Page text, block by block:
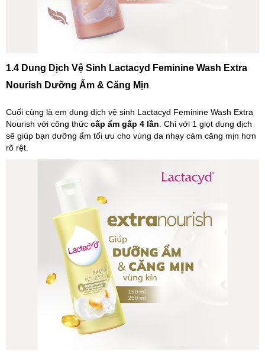
1.4 Dung Dịch Vệ Sinh Lactacyd Feminine Wash Extra
Nourish Dưỡng Ẩm & Căng Mịn
Cuối cùng là em dung dịch vệ sinh Lactacyd Feminine Wash Extra
Nourish với công thức cấp ẩm gấp 4 lần . Chỉ với 1 giọt dung dịch
sẽ giúp bạn dưỡng ẩm tối ưu cho vùng da nhạy cảm căng mịn hơn
rõ rệt.